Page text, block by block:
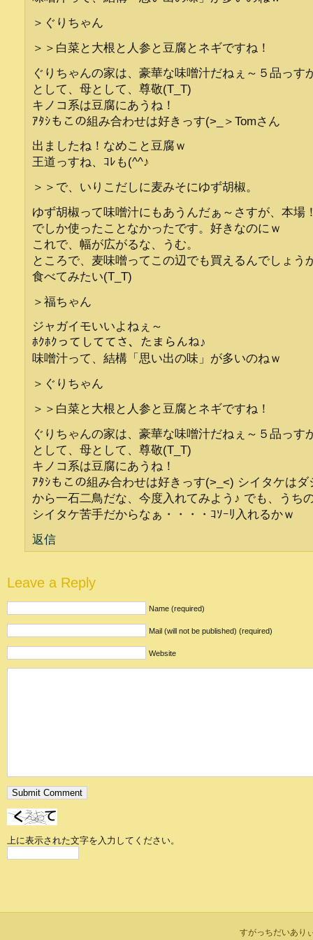
＞ぐりちゃん
＞＞白菜と大根と人参と豆腐とネギですね！
ぐりちゃんの家は、豪華な味噌汁だねぇ～５品っす
として、母として、尊敬(T_T)
キノコ系は豆腐にあうね！
ｱﾀｼもこの組み合わせは好きっす(>_＞Tomさん
出ましたね！なめこと豆腐ｗ
王道っすね、ｺﾚも(^^♪
＞＞で、いりこだしに麦みそにゆず胡椒。
ゆず胡椒って味噌汁にもあうんだぁ～さすが、本場
でしか使ったことなかったです。好きなのにｗ
これで、幅が広がるな、うむ。
ところで、麦味噌ってこの辺でも買えるんでしょう
食べてみたい(T_T)
＞福ちゃん
ジャガイモいいよねぇ～
ﾎｸﾎｸってしててさ、たまらんね♪
味噌汁って、結構「思い出の味」が多いのねｗ
＞ぐりちゃん
＞＞白菜と大根と人参と豆腐とネギですね！
ぐりちゃんの家は、豪華な味噌汁だねぇ～５品っす
として、母として、尊敬(T_T)
キノコ系は豆腐にあうね！
ｱﾀｼもこの組み合わせは好きっす(>_<) シイタケはダ
から一石二鳥だな、今度入れてみよう♪ でも、うち
シイタケ苦手だからなぁ・・・・ｺｿｰﾘ入れるかｗ
返信
Leave a Reply
Name (required)
Mail (will not be published) (required)
Website
上に表示された文字を入力してください。
すがっちだいあり